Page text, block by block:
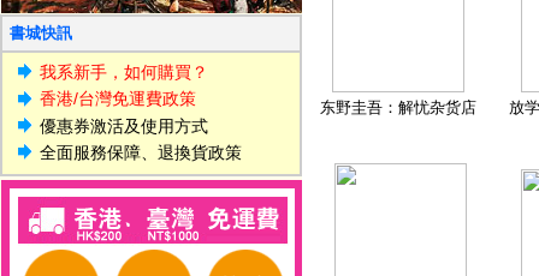
書城快訊
我系新手，如何購買？
香港/台灣免運費政策
優惠券激活及使用方式
全面服務保障、退換貨政策
东野圭吾：解忧杂货店 放